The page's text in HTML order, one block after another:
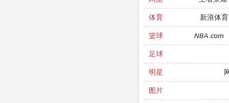
体育 新浪体育
篮球 NBA.com
足球
明星
图片